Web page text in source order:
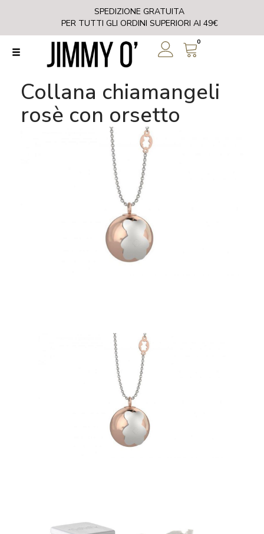
SPEDIZIONE GRATUITA
PER TUTTI GLI ORDINI SUPERIORI AI 49€
0
Homepage COLLANA CHIAMANGELI ROSÈ CON ORSETTO
collana chiamangeli
rosè con orsetto